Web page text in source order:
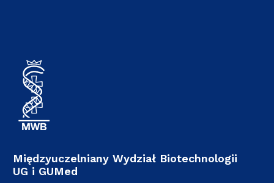
Międzyuczelniany Wydział Biotechnologii
UG i GUMed